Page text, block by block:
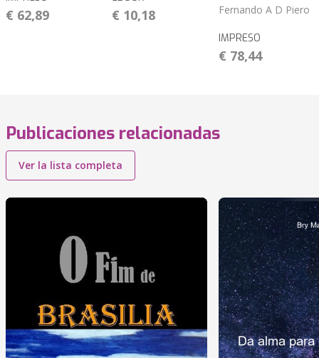
€ 62,89 € 10,18 Fernando A D Piero
IMPRESO
€ 78,44
Publicaciones relacionadas
Ver la lista completa